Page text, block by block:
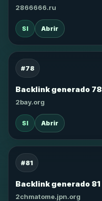
2866666.ru
SI Abrir
#78
Backlink generado 78
2bay.org
SI Abrir
#81
Backlink generado 81
2chmatome.jpn.org